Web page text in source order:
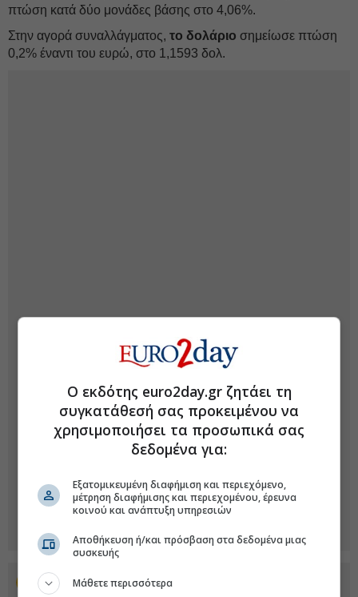
πτώση κατά δύο μονάδες βάσης στο 4,06%.
Στην αγορά συναλλάγματος, το δολάριο σημείωσε πτώση
0,2% έναντι του ευρώ, στο 1,1593 δολ.
Προσθέστε το euro2day.gr στο Discover
Ο εκδότης euro2day.gr ζητάει τη
συγκατάθεσή σας προκειμένου να
χρησιμοποιήσει τα προσωπικά σας
δεδομένα για:
Εξατομικευμένη διαφήμιση και περιεχόμενο,
μέτρηση διαφήμισης και περιεχομένου, έρευνα
κοινού και ανάπτυξη υπηρεσιών
Αποθήκευση ή/και πρόσβαση στα δεδομένα μιας
συσκευής
Μάθετε περισσότερα